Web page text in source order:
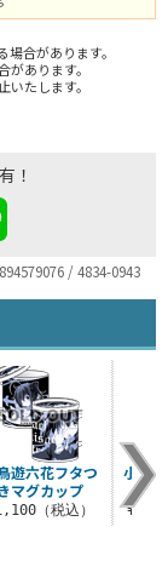
合があります。
あります。
たします。
！
/ 4834-0943
遊六花フタつ
マグカップ
（税込）
小鳥
ョ